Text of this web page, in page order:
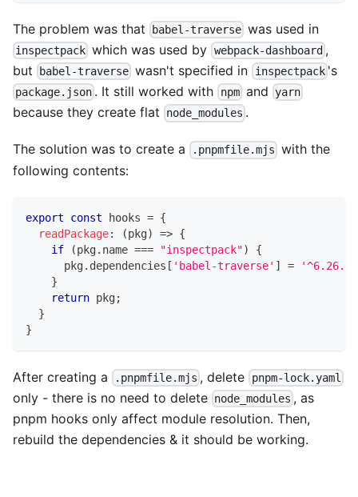
The problem was that babel-traverse was used in
inspectpack which was used by webpack-dashboard ,
but
babel-traverse wasn't specified in inspectpack's
package.json . It still worked with npmand yarn
because they create flat node_modules .
The solution was to create a .pnpmfile.mjs with the
following contents:
export const hooks = {
readPackage: (pkg) => {
if
(pkg. name === "inspectpack")
{
      pkg
. dependencies [ 'babel-traverse' ] =
'^6.26.0'
}
return pkg;
}
}
After creating a .pnpmfile.mjs , delete pnpm-lock.yaml
only - there is no need to delete node_modules , as
pnpm hooks only affect module resolution. Then,
rebuild the dependencies & it should be working.